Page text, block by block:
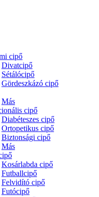
cipő
Divatcipő
Sétálócipő
Gördeszkázó cipő
Más
cipő
Diabéteszes cipő
Ortopetikus cipő
Biztonsági cipő
Más
Kosárlabda cipő
Futballcipő
Felvidító cipő
Futócipő